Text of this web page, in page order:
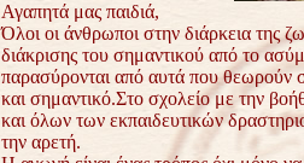
Αγαπητά μας παιδιά,
Όλοι οι άνθρωποι στην διάρκεια της
διάκρισης του σημαντικού από το
παρασύρονται από αυτά που θεωρούν
και σημαντικό.Στο σχολείο με την
και όλων των εκπαιδευτικών
την αρετή.